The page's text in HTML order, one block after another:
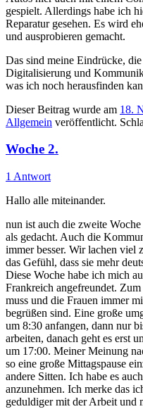
gespielt. Allerdings habe ich
Reparatur gesehen. Es wird
und ausprobieren gemacht.
Das sind meine Eindrücke,
Digitalisierung und
was ich noch herausfinden
Dieser Beitrag wurde am 18.
Allgemein veröffentlicht.
Woche 2.
1 Antwort
Hallo alle miteinander.
nun ist auch die zweite
als gedacht. Auch die
immer besser. Wir lachen viel
das Gefühl, dass sie mehr
Diese Woche habe ich mich
Frankreich angefreundet.
muss und die Frauen immer
begrüßen sind. Eine große
um 8:30 anfangen, dann nur
arbeiten, danach geht es erst
um 17:00. Meiner Meinung
so eine große Mittagspause
andere Sitten. Ich habe es
anzunehmen. Ich merke das
geduldiger mit der Arbeit und